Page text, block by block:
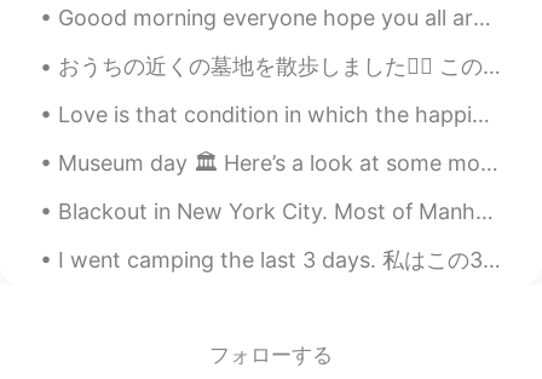
Goood morning everyone hope you all are having a nice day,it is a cold day for me today but its s...
おうちの近くの墓地を散歩しました🚶‍♂️ この墓地は状態が悪くて、草はとても繁茂です。 まだまだ美しいところだと思います☺️ ここに歩いているときは、野花をたくさん見つけました🌼🌺🌸 彼らは...
Love is that condition in which the happiness of another person is essential to your own. Robert...
Museum day 🏛 Here’s a look at some modern art work from Shiota Chiharu’s “the soul trembles” F...
Blackout in New York City. Most of Manhattan has lost power. The 2nd photo is of Times Square. Lo...
I went camping the last 3 days. 私はこの3日間キャンプに行きました。 I went to the smallest mountain in my country...
フォローする